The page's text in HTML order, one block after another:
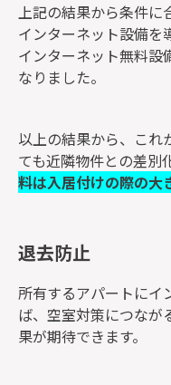
上記の結果から条件に
インターネット設備を
インターネット無料設
なりました。
以上の結果から、これ
ても近隣物件との差別
料は入居付けの際の大
退去防止
所有するアパートにイ
ば、空室対策につなが
果が期待できます。